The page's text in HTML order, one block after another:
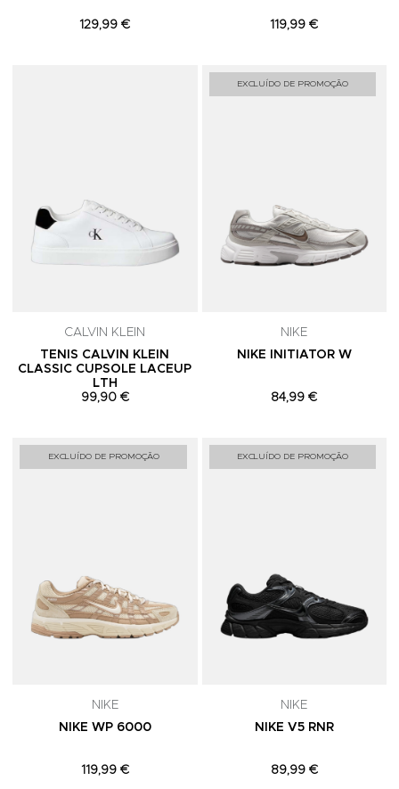
129,99 € 119,99 €
Adicionar aos Favoritos
CALVIN KLEIN
TENIS CALVIN KLEIN
CLASSIC CUPSOLE LACEUP
LTH
99,90 €
EXCLUÍDO DE PROMOÇÃO
NIKE
NIKE INITIATOR W
84,99 €
EXCLUÍDO DE PROMOÇÃO Adicionar aos Favoritos
NIKE
NIKE WP 6000
119,99 €
EXCLUÍDO DE PROMOÇÃO
NIKE
NIKE V5 RNR
89,99 €